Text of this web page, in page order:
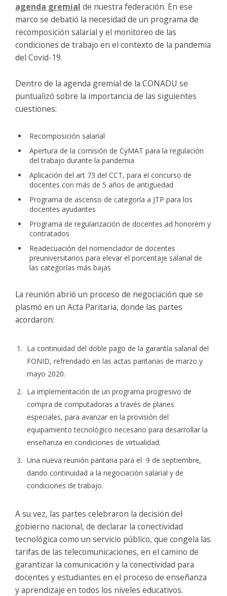
agenda gremial de nuestra federación. En ese
marco se debatió la necesidad de un programa de
recomposición salarial y el monitoreo de las
condiciones de trabajo en el contexto de la pandemia
del Covid-19.
Dentro de la agenda gremial de la CONADU se
puntualizó sobre la importancia de las siguientes
cuestiones:
Recomposición salarial
Apertura de la comisión de CyMAT para la regulación
del trabajo durante la pandemia
Aplicación del art 73 del CCT, para el concurso de
docentes con más de 5 años de antigüedad
Programa de ascenso de categoría a JTP para los
docentes ayudantes
Programa de regularización de docentes ad honorem y
contratados
Readecuación del nomenclador de docentes
preuniversitarios para elevar el porcentaje salarial de
las categorías más bajas
La reunión abrió un proceso de negociación que se
plasmó en un Acta Paritaria, donde las partes
acordaron:
La continuidad del doble pago de la garantía salarial del
FONID, refrendado en las actas paritarias de marzo y
mayo 2020.
La implementación de un programa progresivo de
compra de computadoras a través de planes
especiales, para avanzar en la provisión del
equipamiento tecnológico necesario para desarrollar la
enseñanza en condiciones de virtualidad.
Una nueva reunión paritaria para el 9 de septiembre,
dando continuidad a la negociación salarial y de
condiciones de trabajo.
A su vez, las partes celebraron la decisión del
gobierno nacional, de declarar la conectividad
tecnológica como un servicio público, que congela las
tarifas de las telecomunicaciones, en el camino de
garantizar la comunicación y la conectividad para
docentes y estudiantes en el proceso de enseñanza
y aprendizaje en todos los niveles educativos.